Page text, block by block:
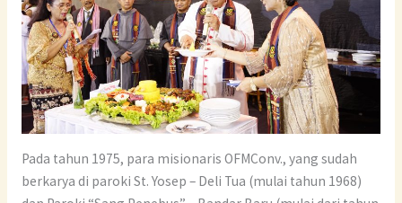
Pada tahun 1975, para misionaris OFMConv., yang sudah
berkarya di paroki St. Yosep – Deli Tua (mulai tahun 1968)